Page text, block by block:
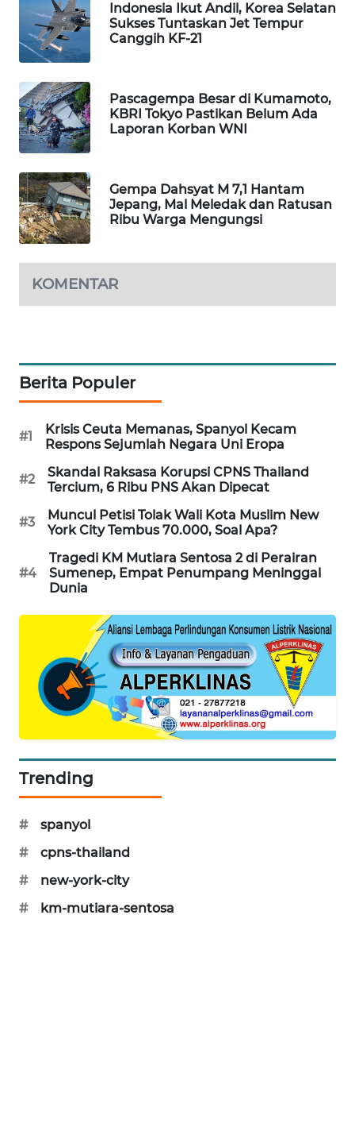
Indonesia Ikut Andil, Korea Selatan
Sukses Tuntaskan Jet Tempur
Canggih KF-21
Pascagempa Besar di Kumamoto,
KBRI Tokyo Pastikan Belum Ada
Laporan Korban WNI
Gempa Dahsyat M 7,1 Hantam
Jepang, Mal Meledak dan Ratusan
Ribu Warga Mengungsi
KOMENTAR
Berita Populer
#1
Krisis Ceuta Memanas, Spanyol Kecam
Respons Sejumlah Negara Uni Eropa
#2
Skandal Raksasa Korupsi CPNS Thailand
Tercium, 6 Ribu PNS Akan Dipecat
#3
Muncul Petisi Tolak Wali Kota Muslim New
York City Tembus 70.000, Soal Apa?
#4
Tragedi KM Mutiara Sentosa 2 di Perairan
Sumenep, Empat Penumpang Meninggal
Dunia
Trending
#
spanyol
#
cpns-thailand
#
new-york-city
#
km-mutiara-sentosa
WAHANA
HEALTH
WAHANA
DESA
WISATA
LAPAK
WAHANA
Wahana
Network
LISTRIK
WALINKI
ID
MAWAKA
ID
NET
PLN
WATCH
LPKKI
LKKI
FORWAMKI
ALPERKLINAS